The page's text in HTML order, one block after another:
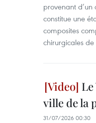
provenant
constitue une
composites
chirurgicales
ville de la
31/07/2026 00:30